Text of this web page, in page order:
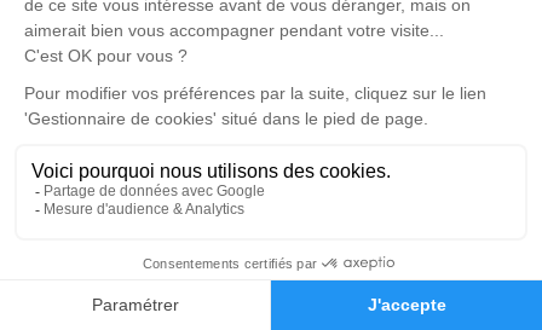
Faire-part Hommages
Cérémonie religieuse
Église Saint Martin de Fessenheim-le-Bas
5 rue de l'église
Je rends hommage